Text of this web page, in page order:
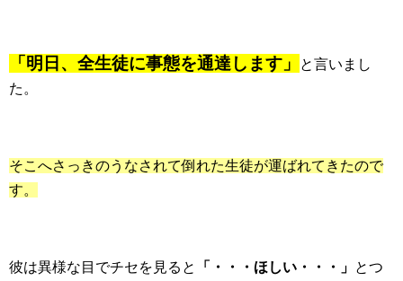
「明日、全生徒に事態を通達します」
と言いまし
た。
そこへさっきのうなされて倒れた生徒が運ばれてきたので
す。
彼は異様な目でチセを見ると 「・・・ほしい・・・」 とつ